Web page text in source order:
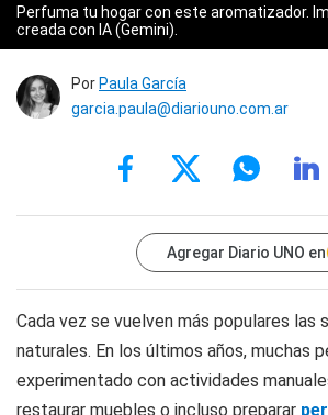
Perfuma tu hogar con este aromatizador.
creada con IA (Gemini).
PorPaula García
garcia.paula@diariouno.com.ar
Agregar Diario UNO en
Cada vez se vuelven más populares las
naturales. En los últimos años, muchas
experimentado con actividades
restaurar muebles o incluso preparar